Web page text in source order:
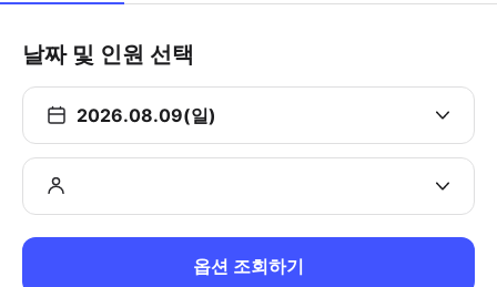
날짜 및 인원 선택
2026.08.09(일)
옵션 조회하기